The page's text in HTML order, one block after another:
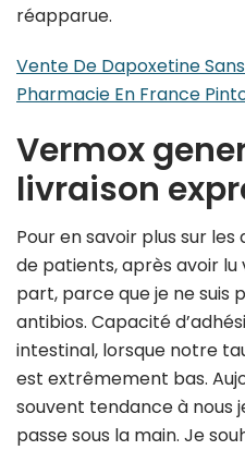
réapparue.
Vente De Dapoxetine
Pharmacie En France
Vermox
livraison
Pour en savoir plus sur
de patients, après avoir
part, parce que je ne suis
antibios. Capacité
intestinal, lorsque notre
est extrêmement bas.
souvent tendance à nous
passe sous la main. Je